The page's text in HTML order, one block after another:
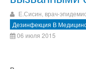
Е.Сисин, врач-
Дезинфекция В
06 июля 2015